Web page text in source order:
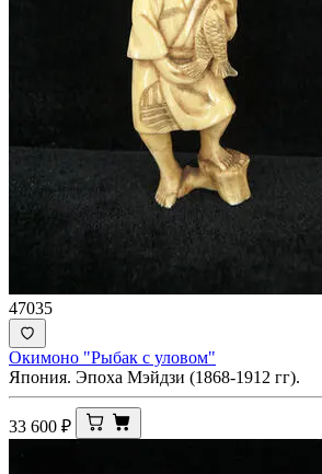
47035
Окимоно "Рыбак с уловом"
Япония. Эпоха Мэйдзи (1868-1912 гг).
33 600 ₽